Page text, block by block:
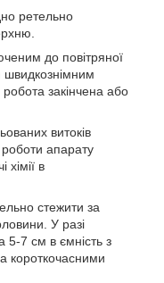
ретельно
до повітряної
швидкознімним
закінчена або
витоків
апарату
хімії в
стежити за
У разі
5-7 см в ємність з
короткочасними